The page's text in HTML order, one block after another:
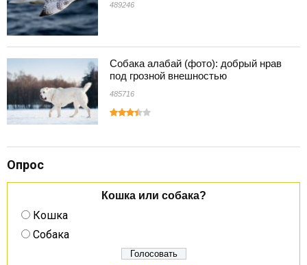
489246
Собака алабай (фото): добрый нрав
под грозной внешностью
485716
Опрос
Кошка или собака?
Кошка
Собака